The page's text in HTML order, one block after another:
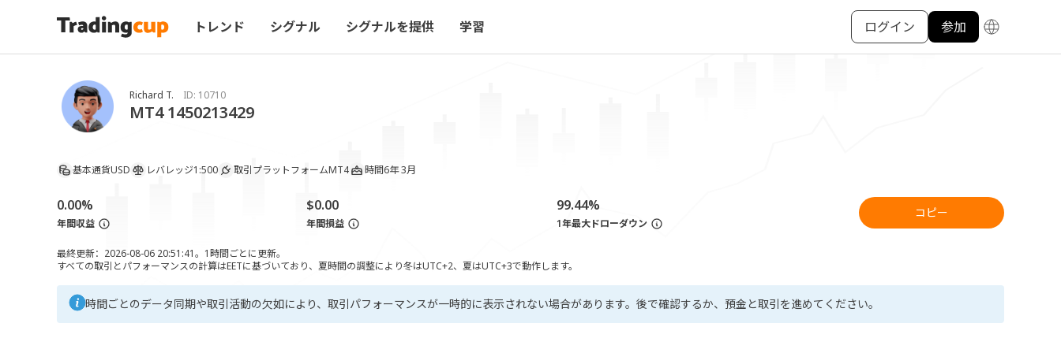
トレンド シグナル シグナルを提供 学習 ログイン 参加
Richard T. ID: 10710
MT4 1450213429
基本通貨USD レバレッジ1:500 取引プラットフォームMT4 時間6年 3月
0.00%
年間収益
$0.00
年間損益
99.44%
1年最大ドローダウン
コピー
最終更新：2026-08-06 20:51:41。1時間ごとに更新。
すべての取引とパフォーマンスの計算はEETに基づいており、夏時間の調整により冬はUTC+2、夏はUTC+3で動作します。
時間ごとのデータ同期や取引活動の欠如により、取引パフォーマンスが一時的に表示されない場合があります。後で確認するか、預金と取引を進めてください。